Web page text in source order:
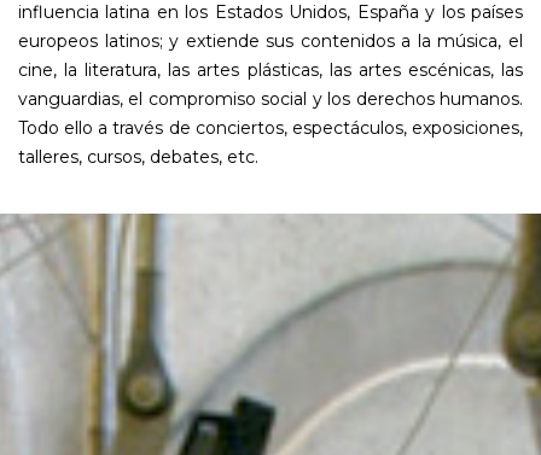
influencia latina en los Estados Unidos, España y los países
europeos latinos; y extiende sus contenidos a la música, el
cine, la literatura, las artes plásticas, las artes escénicas, las
vanguardias, el compromiso social y los derechos humanos.
Todo ello a través de conciertos, espectáculos, exposiciones,
talleres, cursos, debates, etc.